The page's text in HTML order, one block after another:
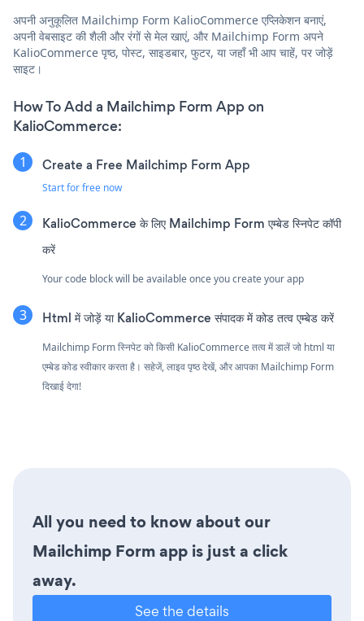
अपनी अनुकूलित Mailchimp Form KalioCommerce एप्लिकेशन बनाएं,
अपनी वेबसाइट की शैली और रंगों से मेल खाएं, और Mailchimp Form अपने
KalioCommerce पृष्ठ, पोस्ट, साइडबार, फुटर, या जहाँ भी आप चाहें, पर जोड़ें
साइट।
How To Add a Mailchimp Form App on
KalioCommerce:
Create a Free Mailchimp Form App
Start for free now
KalioCommerce के लिए Mailchimp Form एम्बेड स्निपेट कॉपी
करें
Your code block will be available once you create your app
Html में जोड़ें या KalioCommerce संपादक में कोड तत्व एम्बेड करें
Mailchimp Form स्निपेट को किसी KalioCommerce तत्व में डालें जो html या
एम्बेड कोड स्वीकार करता है। सहेजें, लाइव पृष्ठ देखें, और आपका Mailchimp Form
दिखाई देगा!
All you need to know about our
Mailchimp Form app is just a click
away.
See the details